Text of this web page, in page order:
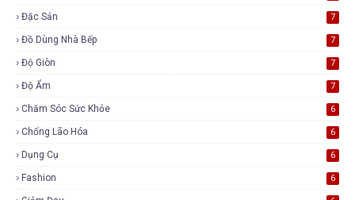
Đặc Sản 7
Đồ Dùng Nhà Bếp 7
Độ Giòn 7
Độ Ẩm 7
Chăm Sóc Sức Khỏe 6
Chống Lão Hóa 6
Dụng Cụ 6
Fashion 6